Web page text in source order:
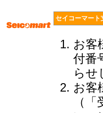
セイコーマート
お客
付番
らせ
お客
（